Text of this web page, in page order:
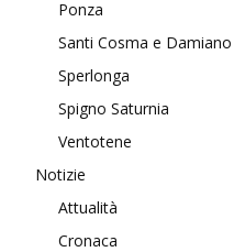
Ponza
Santi Cosma e Damiano
Sperlonga
Spigno Saturnia
Ventotene
Notizie
Attualità
Cronaca